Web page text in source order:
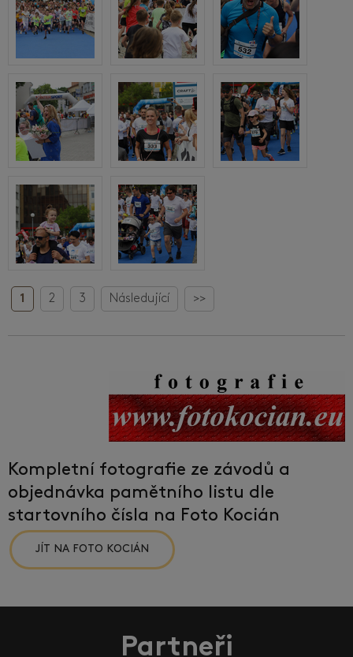
1 2 3 Následující >>
Kompletní fotografie ze závodů a
objednávka pamětního listu dle
startovního čísla na Foto Kocián
JÍT NA FOTO KOCIÁN
Partneři